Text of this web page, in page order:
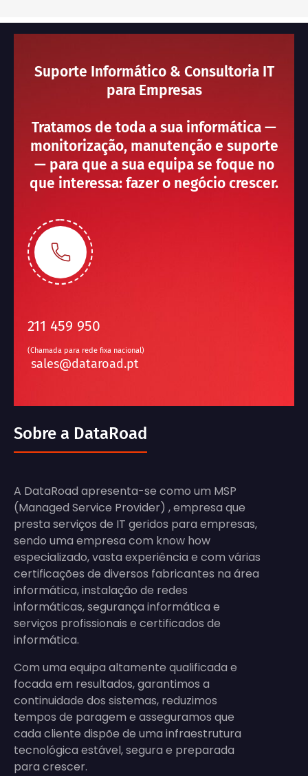
Suporte Informático & Consultoria IT
para Empresas
Tratamos de toda a sua informática —
monitorização, manutenção e suporte
— para que a sua equipa se foque no
que interessa: fazer o negócio crescer.
211 459 950
(Chamada para rede fixa nacional)
sales@dataroad.pt
Sobre a DataRoad
A DataRoad apresenta-se como um MSP
(Managed Service Provider) , empresa que
presta serviços de IT geridos para empresas,
sendo uma empresa com know how
especializado, vasta experiência e com várias
certificações de diversos fabricantes na área
informática, instalação de redes
informáticas, segurança informática e
serviços profissionais e certificados de
informática.
Com uma equipa altamente qualificada e
focada em resultados, garantimos a
continuidade dos sistemas, reduzimos
tempos de paragem e asseguramos que
cada cliente dispõe de uma infraestrutura
tecnológica estável, segura e preparada
para crescer.